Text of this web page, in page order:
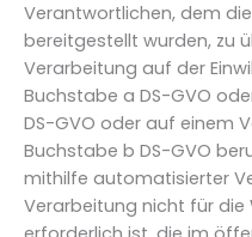
Verantwortlichen, dem
bereitgestellt wurden, zu
Verarbeitung auf der
Buchstabe a DS-GVO
DS-GVO oder auf einem
Buchstabe b DS-GVO
mithilfe automatisierter
Verarbeitung nicht für